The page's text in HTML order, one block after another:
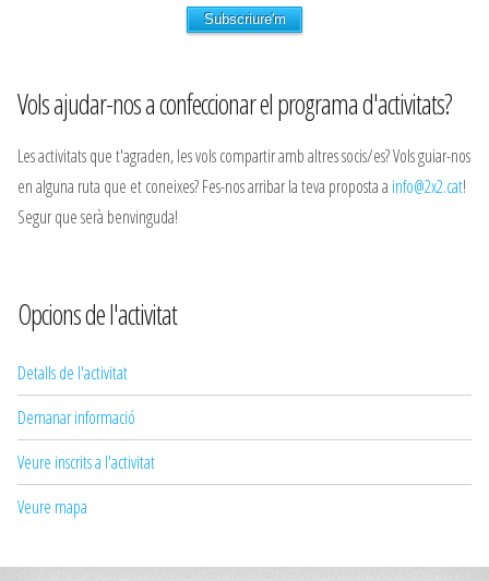
Vols ajudar-nos a confeccionar el programa d'activitats?
Les activitats que t'agraden, les vols compartir amb altres socis/es? Vols guiar-nos
en alguna ruta que et coneixes? Fes-nos arribar la teva proposta a info@2x2.cat!
Segur que serà benvinguda!
Opcions de l'activitat
Detalls de l'activitat
Demanar informació
Veure inscrits a l'activitat
Veure mapa